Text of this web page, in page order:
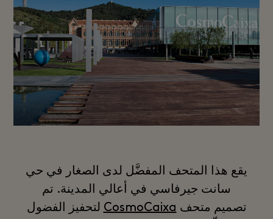
يقع هذا المتحف المفضَّل لدى الصغار في حي
سانت جيرفاسي في أعالي المدينة. تم
تصميم متحف CosmoCaixa لتحفيز الفضول